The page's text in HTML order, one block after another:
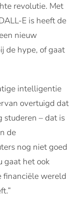
revolutie. Met
E is heeft de
nieuw
de hype, of gaat
intelligentie
overtuigd dat
studeren – dat is
de
nog niet goed
gaat het ook
financiële wereld